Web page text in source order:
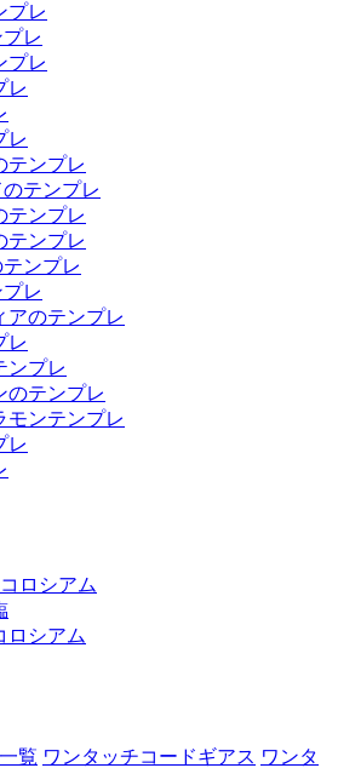
プレ
レ
プレ
レ
レ
テンプレ
テンプレ
テンプレ
テンプレ
ンプレ
レ
アのテンプレ
レ
ンプレ
のテンプレ
モンテンプレ
レ
ロシアム
ロシアム
覧 ワンタッチコードギアス ワンタ